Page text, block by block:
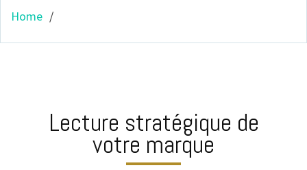
Home
Lecture stratégique de
votre marque